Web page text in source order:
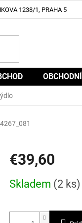
1238/1, PRAHA 5
€39,60
cena:
Skladem (2 ks)